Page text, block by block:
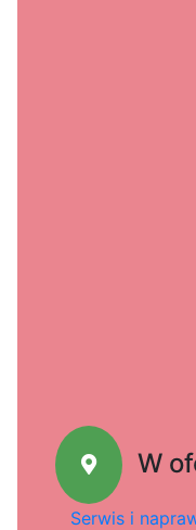
W
Serwis i